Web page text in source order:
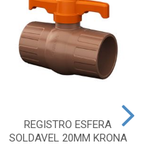
REGISTRO ESFERA
SOLDAVEL 20MM KRONA